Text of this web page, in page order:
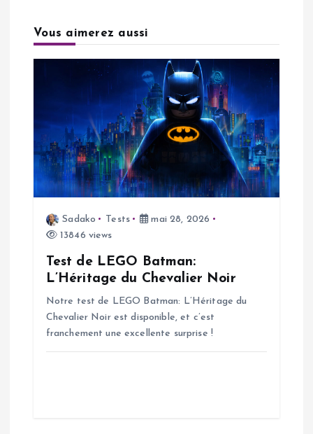
g
o
Vous aimerez aussi
Sadako Tests
mai 28, 2026
13846 views
Test de LEGO Batman:
L’Héritage du Chevalier Noir
Notre test de LEGO Batman: L’Héritage du
Chevalier Noir est disponible, et c’est
franchement une excellente surprise !